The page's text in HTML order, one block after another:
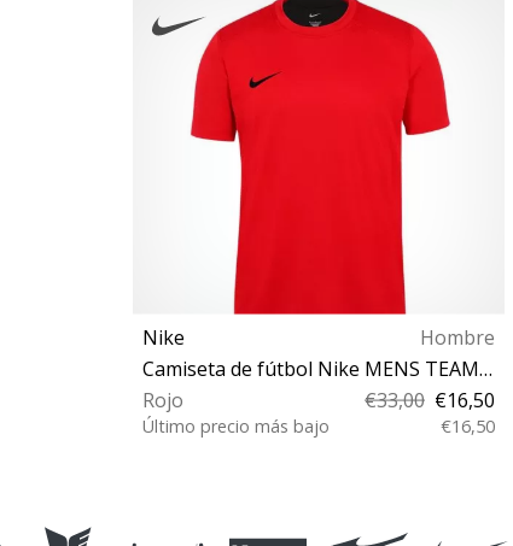
Nike
Hombre
Camiseta de fútbol Nike MENS TEAM COURT JERSEY SHORT SLEEVE
Rojo
€33,00 €16,50
Último precio más bajo €16,50